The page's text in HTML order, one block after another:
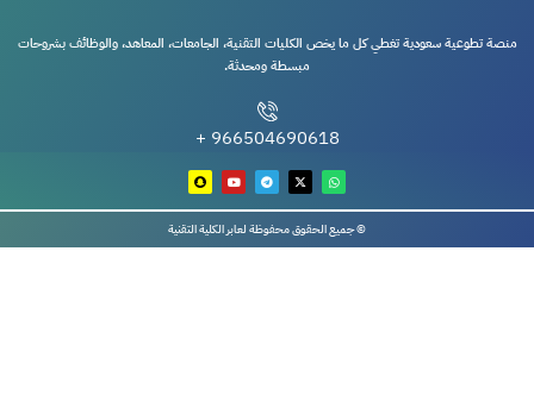
منصة تطوعية سعودية تغطي كل ما يخص الكليات التقنية، الجامعات، المعاهد، والوظائف بشروحات
مبسطة ومحدثة.
966504690618 +
© جميع الحقوق محفوظة لعابر الكلية التقنية